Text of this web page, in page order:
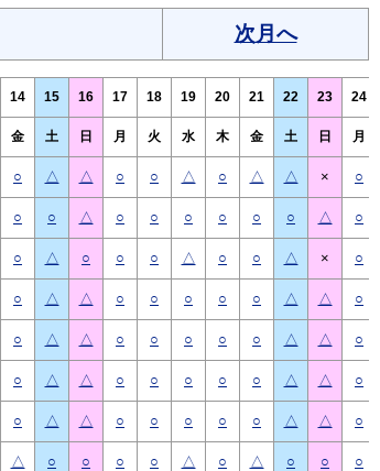
次月へ
14 15 16 17 18 19 20 21 22 23 24
金 土 日 月 火 水 木 金 土 日 月
○ △ △ ○ ○ △ ○ △ △ × ○
○ ○ △ ○ ○ ○ ○ ○ ○ △ ○
○ △ ○ ○ ○ △ ○ ○ △ × ○
○ △ △ ○ ○ ○ ○ ○ △ △ ○
○ △ △ ○ ○ ○ ○ ○ △ △ ○
○ △ △ ○ ○ ○ ○ ○ △ △ ○
○ △ △ ○ ○ ○ ○ ○ △ △ ○
△ ○ ○ ○ ○ △ ○ △ ○ ○ ○